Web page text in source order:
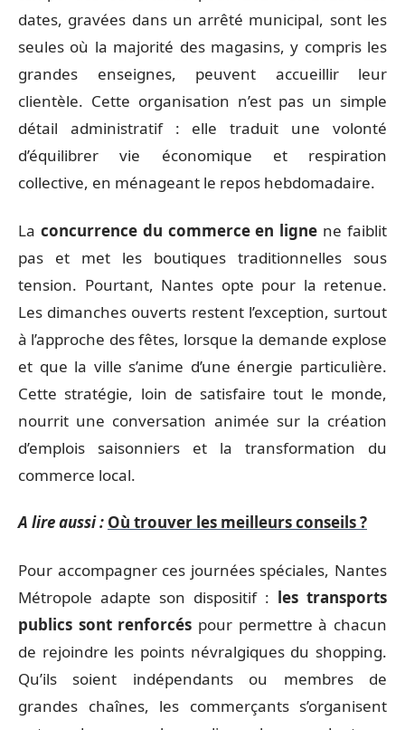
dates, gravées dans un arrêté municipal, sont les
seules où la majorité des magasins, y compris les
grandes enseignes, peuvent accueillir leur
clientèle. Cette organisation n’est pas un simple
détail administratif : elle traduit une volonté
d’équilibrer vie économique et respiration
collective, en ménageant le repos hebdomadaire.
La concurrence du commerce en ligne ne faiblit
pas et met les boutiques traditionnelles sous
tension. Pourtant, Nantes opte pour la retenue.
Les dimanches ouverts restent l’exception, surtout
à l’approche des fêtes, lorsque la demande explose
et que la ville s’anime d’une énergie particulière.
Cette stratégie, loin de satisfaire tout le monde,
nourrit une conversation animée sur la création
d’emplois saisonniers et la transformation du
commerce local.
A lire aussi : Où trouver les meilleurs conseils ?
Pour accompagner ces journées spéciales, Nantes
Métropole adapte son dispositif : les transports
publics sont renforcés pour permettre à chacun
de rejoindre les points névralgiques du shopping.
Qu’ils soient indépendants ou membres de
grandes chaînes, les commerçants s’organisent